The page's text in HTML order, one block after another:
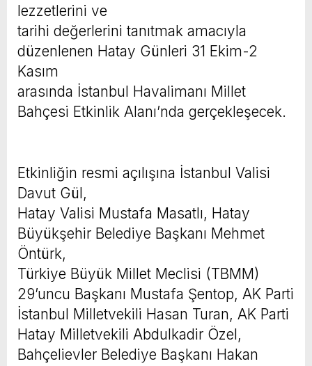
lezzetlerini ve
tarihi değerlerini tanıtmak amacıyla
düzenlenen Hatay Günleri 31 Ekim-2
Kasım
arasında İstanbul Havalimanı Millet
Bahçesi Etkinlik Alanı’nda gerçekleşecek.
Etkinliğin resmi açılışına İstanbul Valisi
Davut Gül,
Hatay Valisi Mustafa Masatlı, Hatay
Büyükşehir Belediye Başkanı Mehmet
Öntürk,
Türkiye Büyük Millet Meclisi (TBMM)
29’uncu Başkanı Mustafa Şentop, AK Parti
İstanbul Milletvekili Hasan Turan, AK Parti
Hatay Milletvekili Abdulkadir Özel,
Bahçelievler Belediye Başkanı Hakan